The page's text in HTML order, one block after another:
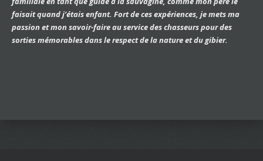
faisait quand j’étais enfant. Fort de ces expériences, je mets ma
passion et mon savoir-faire au service des chasseurs pour des
sorties mémorables dans le respect de la nature et du gibier.